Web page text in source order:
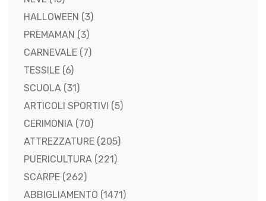
HALLOWEEN (3)
PREMAMAN (3)
CARNEVALE (7)
TESSILE (6)
SCUOLA (31)
ARTICOLI SPORTIVI (5)
CERIMONIA (70)
ATTREZZATURE (205)
PUERICULTURA (221)
SCARPE (262)
ABBIGLIAMENTO (1471)